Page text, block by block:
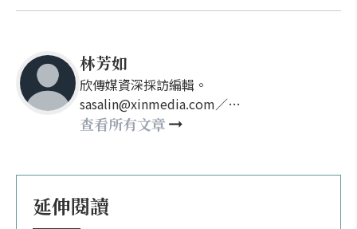
林芳如
欣傳媒資深採訪編輯。
sasalin@xinmedia.com／
happy21917@gmail.com
查看所有文章
延伸閱讀